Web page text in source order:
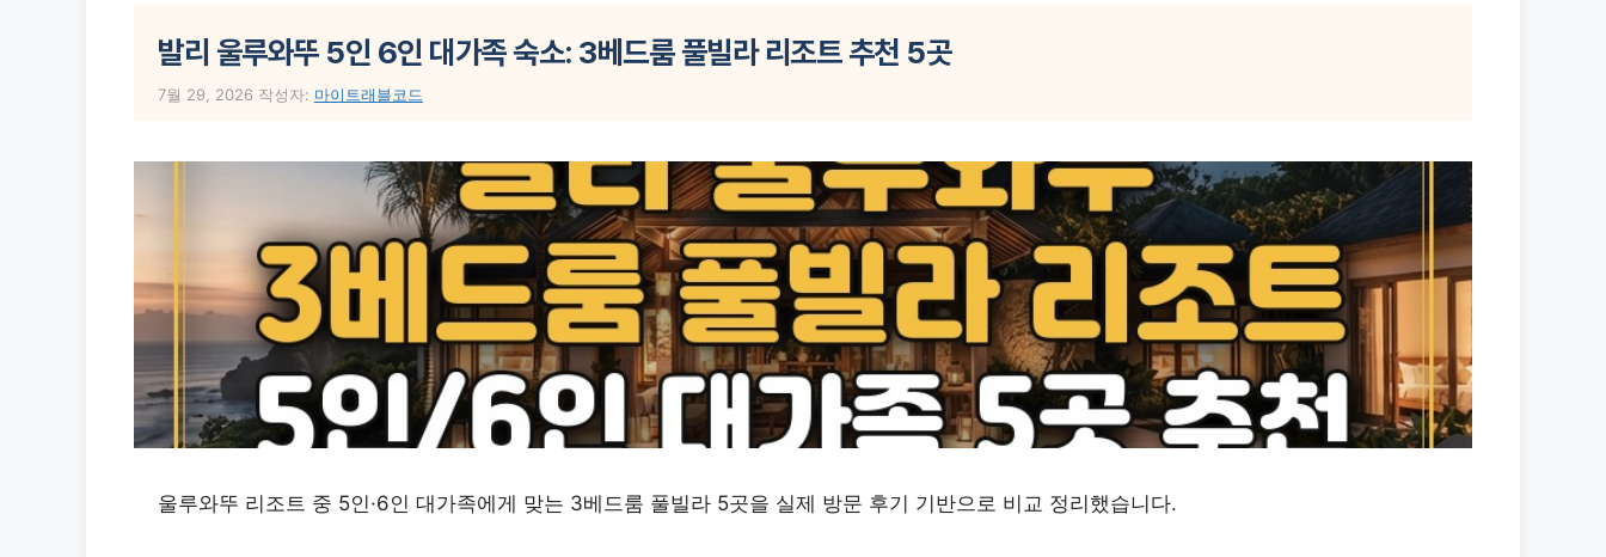
발리 울루와뚜 5인 6인 대가족 숙소: 3베드룸 풀빌라 리조트 추천 5곳
7월 29, 2026 작성자: 마이트래블코드
울루와뚜 리조트 중 5인·6인 대가족에게 맞는 3베드룸 풀빌라 5곳을 실제 방문 후기 기반으로 비교 정리했습니다.